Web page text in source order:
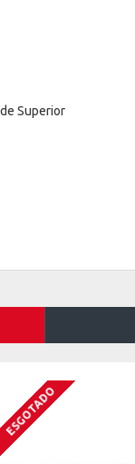
Superior
ESGOTADO